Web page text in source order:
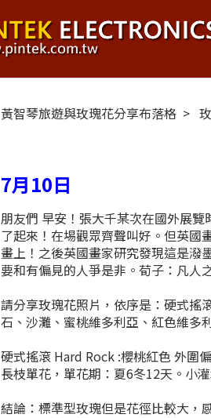
黃智琴旅遊與玫瑰花分享布落格
7月10日
朋友們 早安！張大千某次在國外展
了起來！在埸觀眾齊聲叫好。但英國
畫上！之後英國畫家研究發現這是潑
要和有偏見的人爭是非。荀子：凡人
請分享玫瑰花照片，依序是：硬式搖
石、沙灘、蜜桃維多利亞、紅色維多
硬式搖滾 Hard Rock :櫻桃紅色 外圍
長枝單花，單花期：夏6冬12天。小
結論：標準型玫瑰但是花徑比較大，